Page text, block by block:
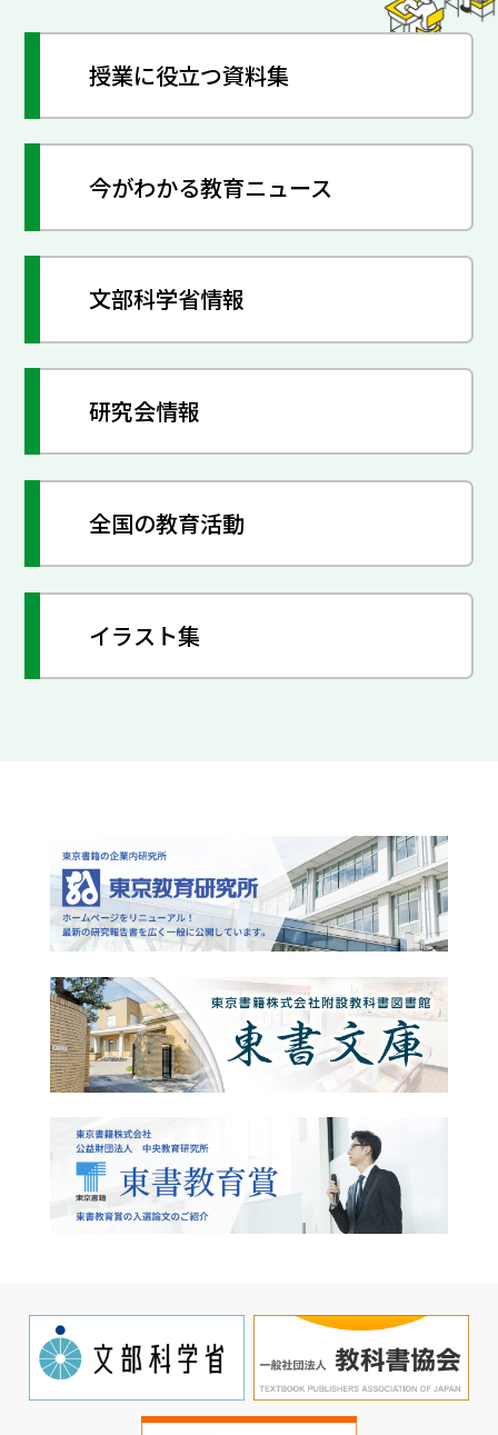
授業に役立つ資料集
今がわかる教育ニュース
文部科学省情報
研究会情報
全国の教育活動
イラスト集